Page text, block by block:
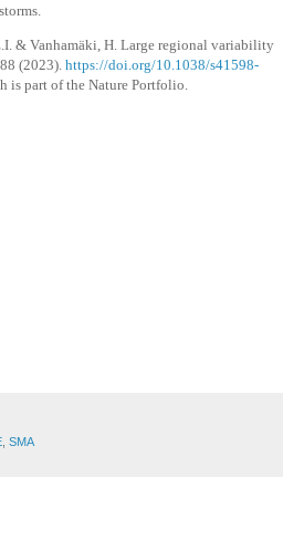
& Vanhamäki, H. Large regional variability
(2023). https://doi.org/10.1038/s41598-
is part of the Nature Portfolio.
SMA